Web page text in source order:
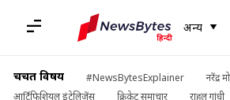
अन्य
चर्चित विषय #NewsBytesExplainer
नरेंद्र
आर्टिफिशियल इंटेलिजेंस
क्रिकेट समाचार राहुल गांधी